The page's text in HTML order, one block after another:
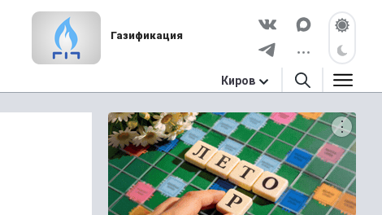
Газификация
Киров